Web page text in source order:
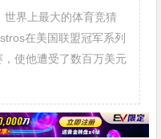
世界上最大的体育竞猜
在美国联盟冠军系列
使他遭受了数百万美元